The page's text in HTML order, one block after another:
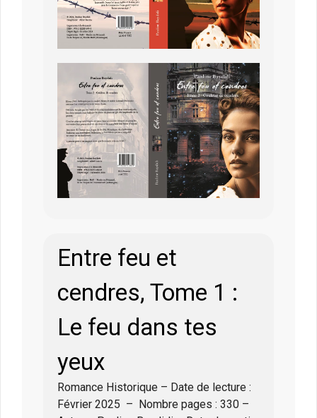
Entre feu et
cendres, Tome 1 :
Le feu dans tes
yeux
Romance Historique – Date de lecture :
Février 2025 – Nombre pages : 330 –